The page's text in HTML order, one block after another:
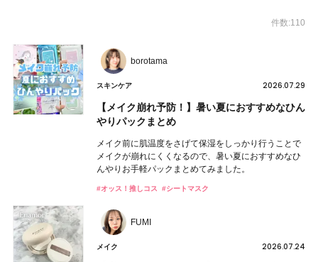
件数:110
borotama
スキンケア 2026.07.29
【メイク崩れ予防！】暑い夏におすすめなひん
やりパックまとめ
メイク前に肌温度をさげて保湿をしっかり行うことで
メイクが崩れにくくなるので、暑い夏におすすめなひ
んやりお手軽パックまとめてみました。
#オッス！推しコス #シートマスク
FUMI
メイク 2026.07.24